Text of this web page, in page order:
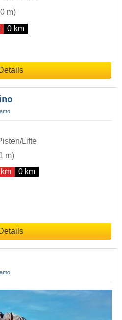
m)
0 km
Details
Lifte
m)
0 km
Details